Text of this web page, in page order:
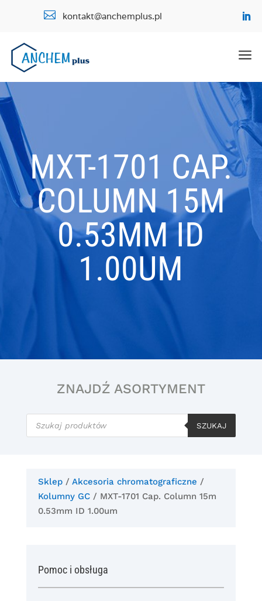
 kontakt@anchemplus.pl
a
MXT-1701 CAP.
COLUMN 15M
0.53MM ID
1.00UM
ZNAJDŹ ASORTYMENT
Wyszukiwarka
produktów
SZUKAJ
Sklep/ Akcesoria chromatograficzne /
Kolumny GC/ MXT-1701 Cap. Column 15m
0.53mm ID 1.00um
Pomoc i obsługa